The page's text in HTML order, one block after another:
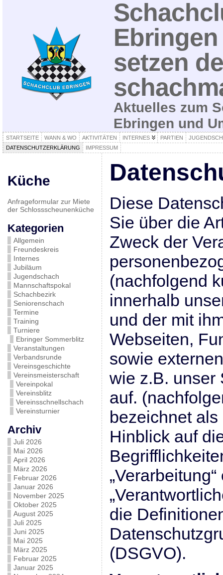
setzen
Aktuelles zum
Ebringen und
STARTSEITE WANN & WO AKTIVITÄTEN INTERNES PARTIEN
DATENSCHUTZERKLÄRUNG
IMPRESSUM
Küche
Anfrageformular zur Miete
der Schlossscheunenküche
Kategorien
Allgemein
Freundeskreis
Internes
Jubiläum
Jugendschach
Mannschaftspokal
Schachbezirk
Seniorenschach
Termine
Training
Turniere
Ebringer Sommerblitz
Veranstaltungen
Verbandsrunde
Vereinsgeschichte
Vereinsmeisterschaft
Vereinpokal
Vereinsblitz
Vereinsschnellschach
Vereinsturnier
Archiv
Juli 2026
Mai 2026
April 2026
März 2026
Februar 2026
Januar 2026
November 2025
Oktober 2025
August 2025
Juli 2025
Juni 2025
Mai 2025
März 2025
Februar 2025
Januar 2025
Diese
Sie über die
Zweck der
(nachfolgend
innerhalb
und der mit
Webseiten,
sowie
wie z.B. unser
auf.
bezeichnet als
Hinblick auf
„Verarbeitung“
die
(DSGVO).